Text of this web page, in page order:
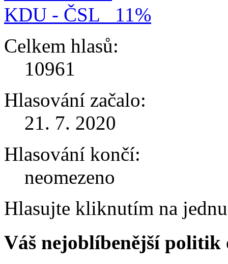
KDU - ČSL
11%
Celkem hlasů:
10961
Hlasování začalo:
21. 7. 2020
Hlasování končí:
neomezeno
Hlasujte kliknutím na
Váš nejoblíbenější politik